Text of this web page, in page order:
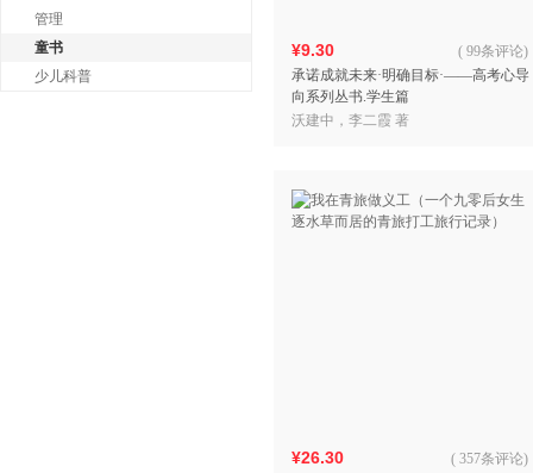
管理
童书
少儿科普
¥9.30
承诺成就未来·明确目标·——高考心导
向系列丛书.学生篇
( 99条评论)
沃建中，李二霞 著
¥26.30 ( 357条评论)